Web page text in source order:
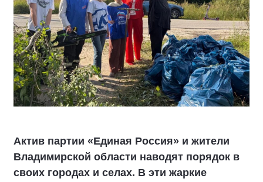
Актив партии «Единая Россия» и жители
Владимирской области наводят порядок в
своих городах и селах. В эти жаркие